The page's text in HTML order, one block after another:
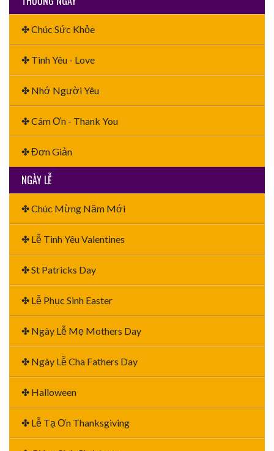
✤ Chúc Sức Khỏe
✤ Tình Yêu - Love
✤ Nhớ Người Yêu
✤ Cám Ơn - Thank You
✤ Đơn Giản
NGÀY LỄ
✤ Chúc Mừng Năm Mới
✤ Lễ Tình Yêu Valentines
✤ St Patricks Day
✤ Lễ Phục Sinh Easter
✤ Ngày Lễ Mẹ Mothers Day
✤ Ngày Lễ Cha Fathers Day
✤ Halloween
✤ Lễ Tạ Ơn Thanksgiving